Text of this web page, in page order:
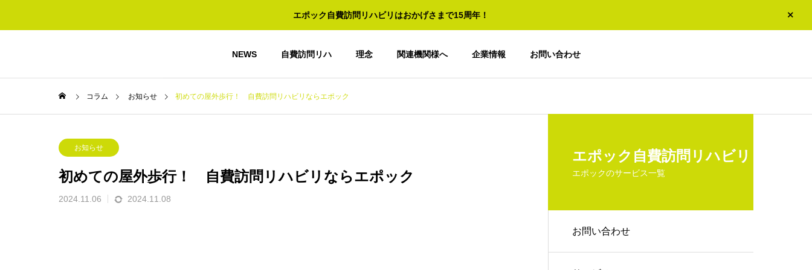
エポック自費訪問リハビリはおかげさまで15周年！
NEWS 自費訪問リハ 理念 関連機関様へ 企業情報 お問い合わせ
コラム お知らせ 初めての屋外歩行！ 自費訪問リハビリならエポック
お知らせ
初めての屋外歩行！ 自費訪問リハビリならエポック
2024.11.06 2024.11.08
エポック自費訪問リハビリ
エポックのサービス一覧
お問い合わせ